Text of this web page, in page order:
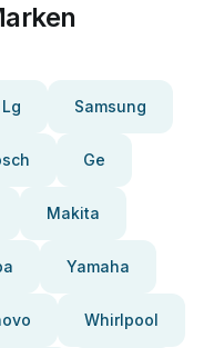
Lg Samsung
Ge
Makita
Yamaha
Whirlpool